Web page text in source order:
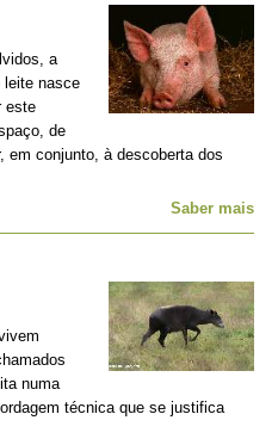
a
leite nasce
este
de
em conjunto, à descoberta dos
Saber mais
numa
técnica que se justifica